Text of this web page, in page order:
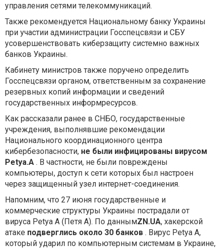
управления сетями телекоммуникаций.
Также рекомендуется Национальному банку Украины
при участии администрации Госспецсвязи и СБУ
усовершенствовать киберзащиту системно важных
банков Украины.
Кабинету министров также поручено определить
Госспецсвязи органом, ответственным за сохранение
резервных копий информации и сведений
государственных информресурсов.
Как рассказали ранее в СНБО, государственные
учреждения, выполнявшие рекомендации
Национального координационного центра
кибербезопасности, не были инфицированы вирусом
Petya.А . В частности, не были повреждены
компьютеры, доступ к сети которых был настроен
через защищенный узел интернет-соединения.
Напомним, что 27 июня государственные и
коммерческие структуры Украины пострадали от
вируса Petya А (Петя А). По даннымZN.UA, хакерской
атаке подверглись около 30 банков . Вирус Petya А,
который ударил по компьютерным системам в Украине,